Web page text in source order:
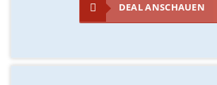
DEAL ANSCHAUEN